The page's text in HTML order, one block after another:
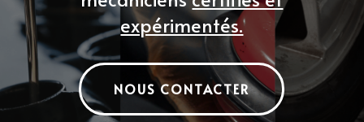
expérimentés.
NOUS CONTACTER